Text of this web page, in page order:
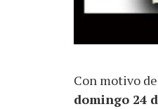
Con motivo
domingo 24